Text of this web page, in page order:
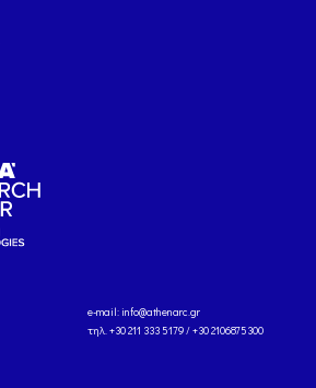
e-mail: info@athenarc.gr
τηλ. +30 211 333 5179 / +30 2106875300